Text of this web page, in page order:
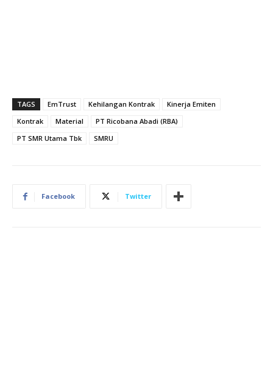
TAGS EmTrust Kehilangan Kontrak
Kinerja Emiten
Kontrak
Material
PT Ricobana Abadi (RBA)
PT SMR Utama Tbk
SMRU
Facebook Twitter